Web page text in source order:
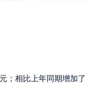
；相比上年同期增加了